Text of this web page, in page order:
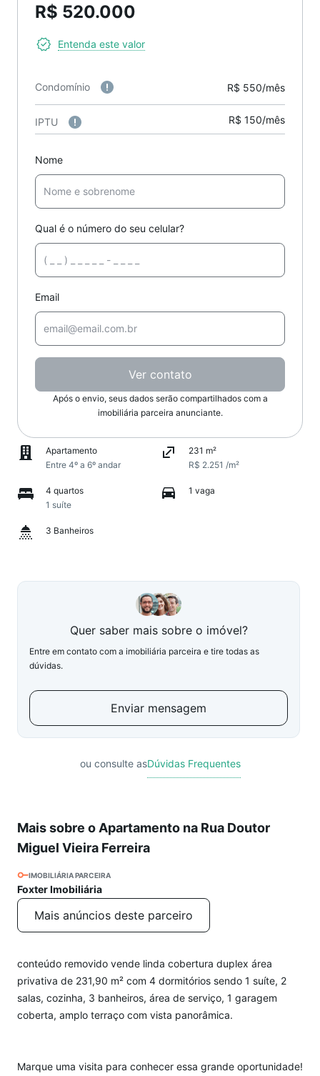
R$ 520.000
Entenda este valor
Condomínio R$ 550/mês
IPTU R$ 150/mês
Nome
Qual é o número do seu celular?
Email
Ver contato
Após o envio, seus dados serão compartilhados com a
imobiliária parceira anunciante.
Apartamento
Entre 4º a 6º andar
231 m²
R$ 2.251 /m²
4 quartos
1 suíte
1 vaga
3 Banheiros
Quer saber mais sobre o imóvel?
Entre em contato com a imobiliária parceira e tire todas as
dúvidas.
Enviar mensagem
ou consulte asDúvidas Frequentes
Mais sobre o Apartamento na Rua Doutor
Miguel Vieira Ferreira
IMOBILIÁRIA PARCEIRA
Foxter Imobiliária
Mais anúncios deste parceiro
conteúdo removido vende linda cobertura duplex área
privativa de 231,90 m² com 4 dormitórios sendo 1 suíte, 2
salas, cozinha, 3 banheiros, área de serviço, 1 garagem
coberta, amplo terraço com vista panorâmica.
Marque uma visita para conhecer essa grande oportunidade!